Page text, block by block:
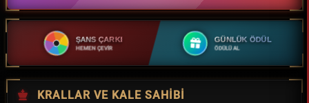
ŞANS ÇARKI
HEMEN ÇEVİR
GÜNLÜK ÖDÜL
ÖDÜLÜ AL
KRALLAR VE KALE SAHIBI